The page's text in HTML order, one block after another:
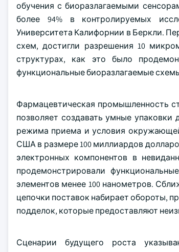
обучения с биоразлагаемыми
более 94% в контролируемых
Университета Калифорнии в Беркли.
схем, достигли разрешения 10
структурах, как это было
функциональные биоразлагаемые
Фармацевтическая промышленность
позволяет создавать умные
режима приема и условия
США в размере 100 миллиардов
электронных компонентов в
продемонстрировали
элементов менее 100 нанометров.
цепочки поставок набирает обороты,
подделок, которые предоставляют
Сценарии будущего роста